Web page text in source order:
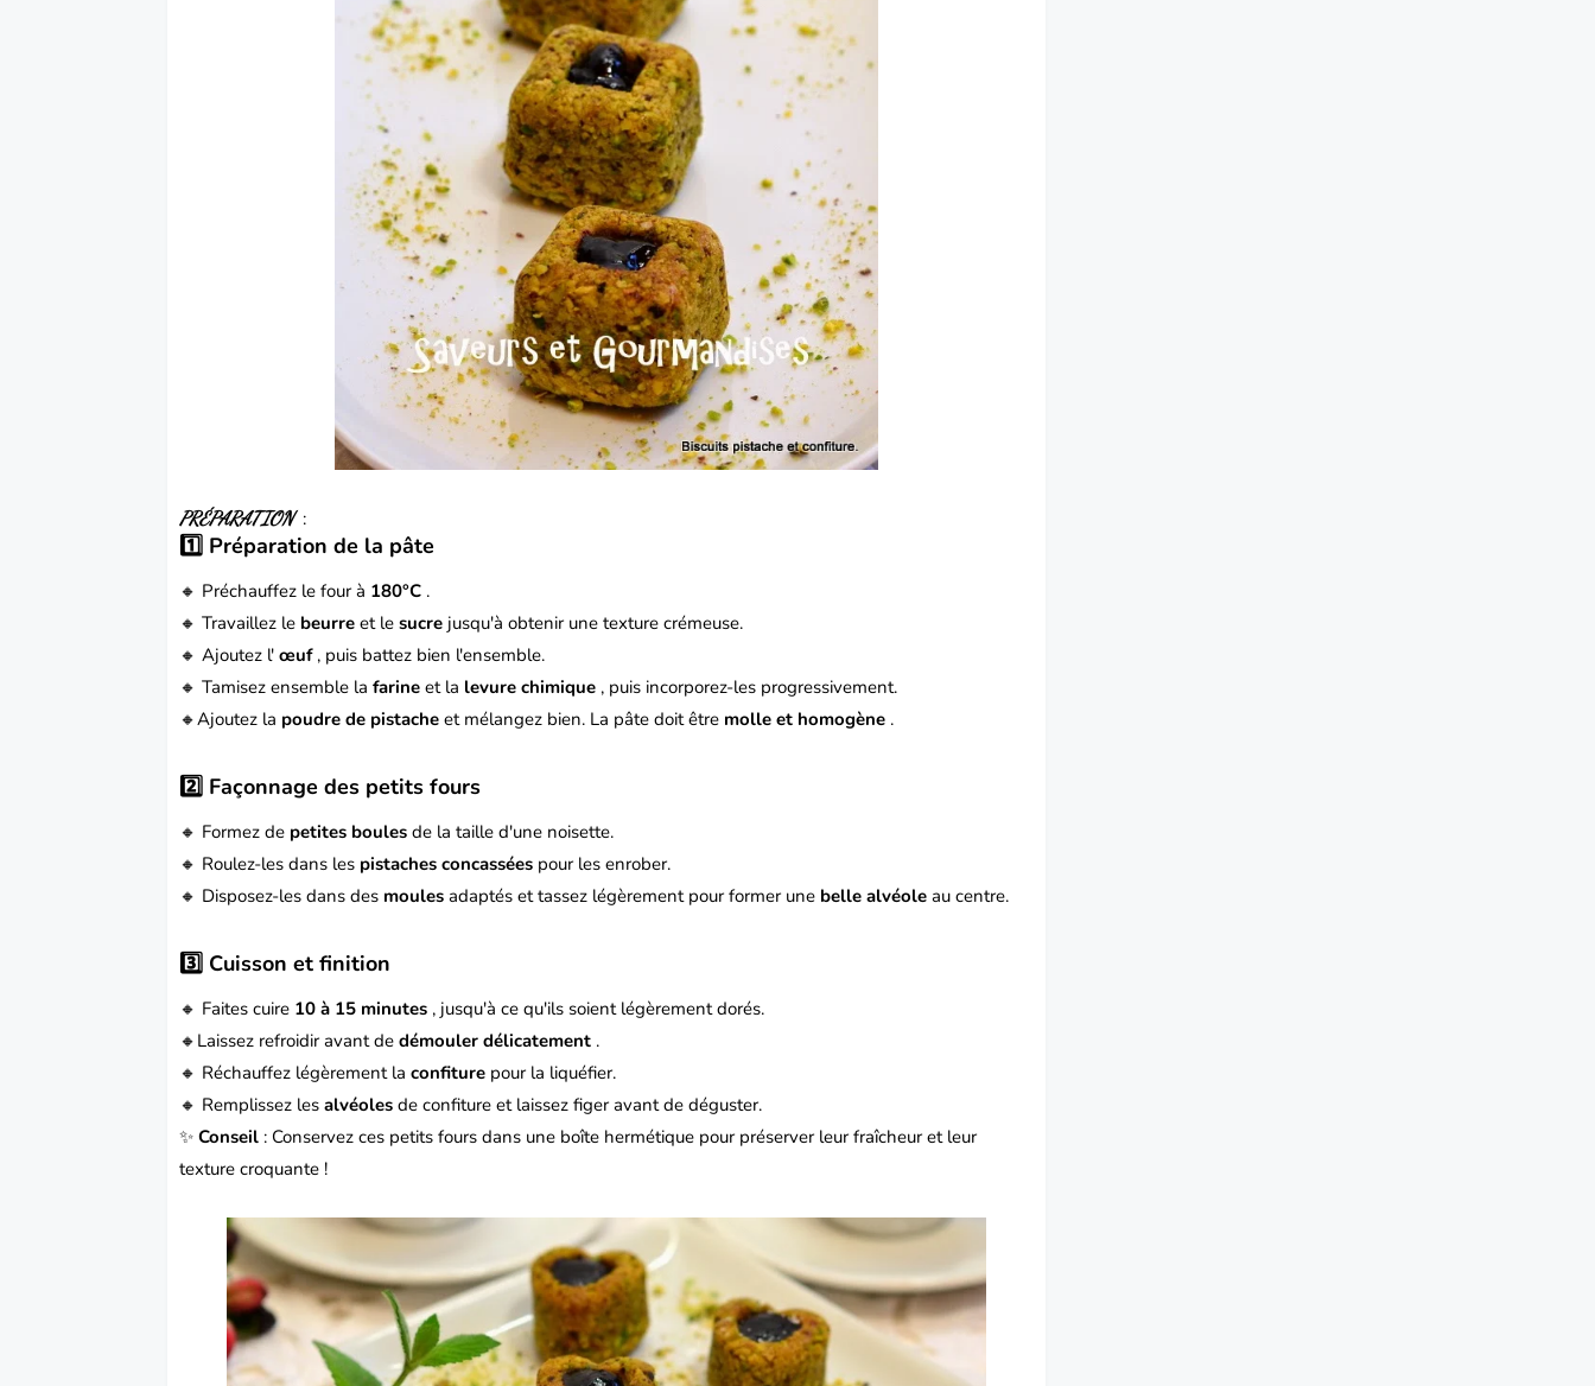
PRÉPARATION :
1️⃣ Préparation de la pâte
🔸 Préchauffez le four à 180°C .
🔸 Travaillez le beurre et lesucre jusqu'à obtenir une texture crémeuse.
🔸 Ajoutez l'œuf, puis battez bien l'ensemble.
🔸 Tamisez ensemble lafarine et la levure chimique , puis incorporez-les progressivement.
🔸Ajoutez la poudre de pistache et mélangez bien. La pâte doit être molle et homogène .
2️⃣ Façonnage des petits fours
🔸 Formez de petites boules de la taille d'une noisette.
🔸 Roulez-les dans les pistaches concassées pour les enrober.
🔸 Disposez-les dans des moules adaptés et tassez légèrement pour former une belle alvéole au centre.
3️⃣ Cuisson et finition
🔸 Faites cuire 10 à 15 minutes , jusqu'à ce qu'ils soient légèrement dorés.
🔸Laissez refroidir avant dedémouler délicatement .
🔸 Réchauffez légèrement laconfiture pour la liquéfier.
🔸 Remplissez lesalvéoles de confiture et laissez figer avant de déguster.
✨Conseil : Conservez ces petits fours dans une boîte hermétique pour préserver leur fraîcheur et leur
texture croquante !